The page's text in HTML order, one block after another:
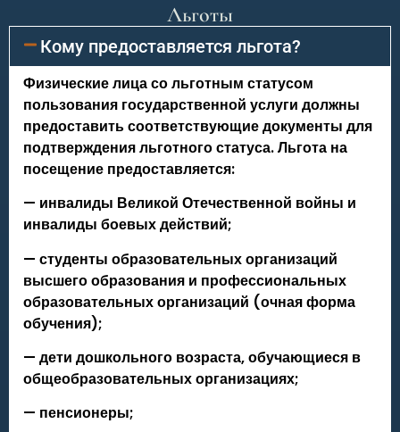
Льготы
Кому предоставляется льгота?
Физические лица со льготным статусом
пользования государственной услуги должны
предоставить соответствующие документы для
подтверждения льготного статуса. Льгота на
посещение предоставляется:
— инвалиды Великой Отечественной войны и
инвалиды боевых действий;
— студенты образовательных организаций
высшего образования и профессиональных
образовательных организаций (очная форма
обучения);
— дети дошкольного возраста, обучающиеся в
общеобразовательных организациях;
— пенсионеры;